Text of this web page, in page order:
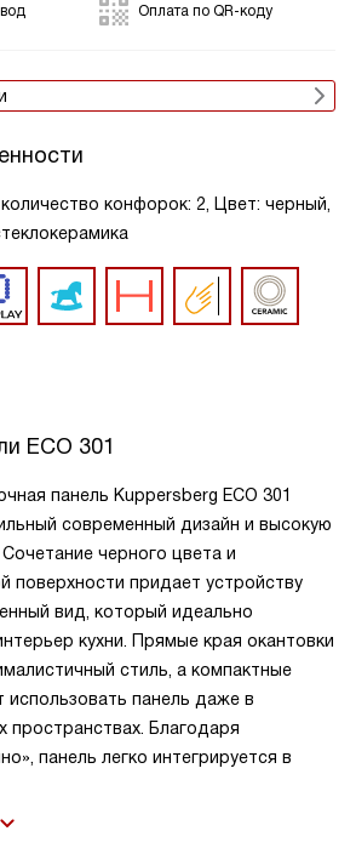
Оплата по QR-коду
конфорок: 2, Цвет: черный,
ECO 301
панель Kuppersberg ECO 301
современный дизайн и высокую
черного цвета и
поверхности придает устройству
вид, который идеально
кухни. Прямые края окантовки
стиль, а компактные
панель даже в
пространствах. Благодаря
панель легко интегрируется в